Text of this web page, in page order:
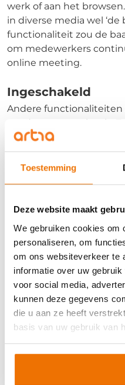
Toestemming
Deze website maakt
We gebruiken cookies om
personaliseren, om
om ons websiteverkeer te
informatie over uw
voor social media,
kunnen deze gegevens
die u aan ze heeft
basis van uw gebruik van
werk of aan het
in diverse media wel ‘de
functionaliteit zou de
om medewerkers
online meeting.
Ingeschakeld
Andere functionaliteiten
wordt een snapshot in
geen afbeeldingen
deelnemers. Daarnaast
versleuteld (end-to-end
zorgvuldig nagelopen
beschermen van de
deelnemers aan een
Zoom werkt
issues
Overigens zit Zoom zelf
vanaf 1 april 90 dagen
worden opgespoord en
days, we are
needed to better